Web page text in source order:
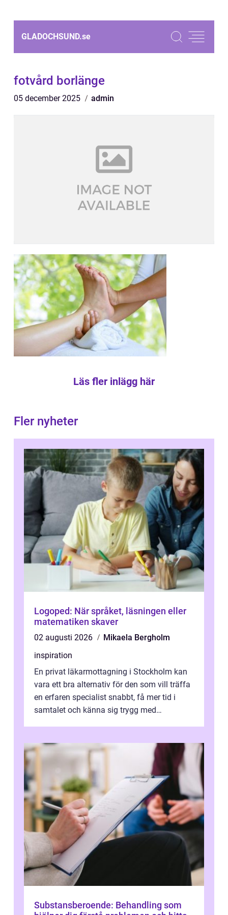
GLADOCHSUND.se
fotvård borlänge
05 december 2025 admin
Läs fler inlägg här
Fler nyheter
Logoped: När språket, läsningen eller
matematiken skaver
02 augusti 2026
Mikaela Bergholm
inspiration
En privat läkarmottagning i Stockholm kan
vara ett bra alternativ för den som vill träffa
en erfaren specialist snabbt, få mer tid i
samtalet och känna sig trygg med
Substansberoende: Behandling som